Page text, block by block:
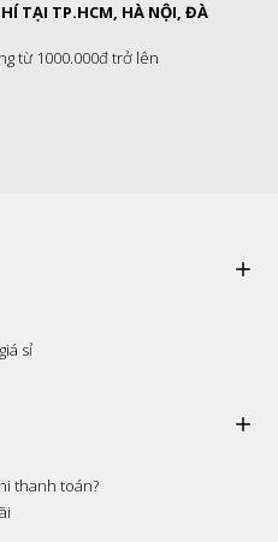
TẠI TP.HCM, HÀ NỘI, ĐÀ
từ 1000.000đ trở lên
sỉ
thanh toán?